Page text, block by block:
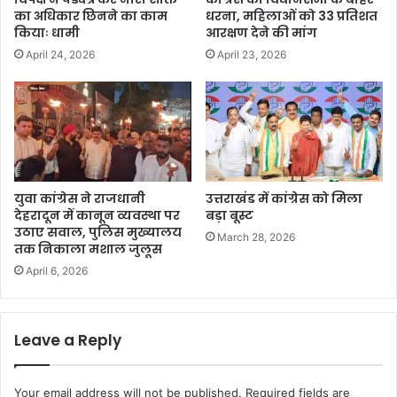
का अधिकार छिनने का काम
कियाः धामी
April 24, 2026
धरना, महिलाओं को 33 प्रतिशत
आरक्षण देने की मांग
April 23, 2026
युवा कांग्रेस ने राजधानी
देहरादून में कानून व्यवस्था पर
उठाए सवाल, पुलिस मुख्यालय
तक निकाला मशाल जुलूस
April 6, 2026
उत्तराखंड में कांग्रेस को मिला
बड़ा बूस्ट
March 28, 2026
Leave a Reply
Your email address will not be published. Required fields are